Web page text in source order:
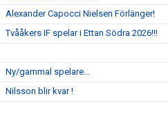
Alexander Capocci Nielsen Förlänger!
Tvååkers IF spelar i Ettan Södra 2026!!!
Ny/gammal spelare...
Nilsson blir kvar !